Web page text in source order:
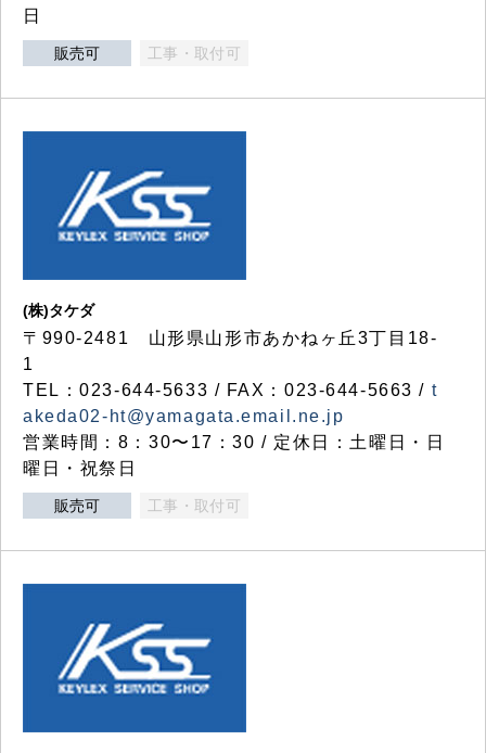
日
販売可 工事・取付可
(株)タケダ
〒990-2481 山形県山形市あかねヶ丘3丁目18-
1
TEL：023-644-5633 / FAX：023-644-5663 / t
akeda02-ht@yamagata.email.ne.jp
営業時間：8：30〜17：30 / 定休日：土曜日・日
曜日・祝祭日
販売可 工事・取付可